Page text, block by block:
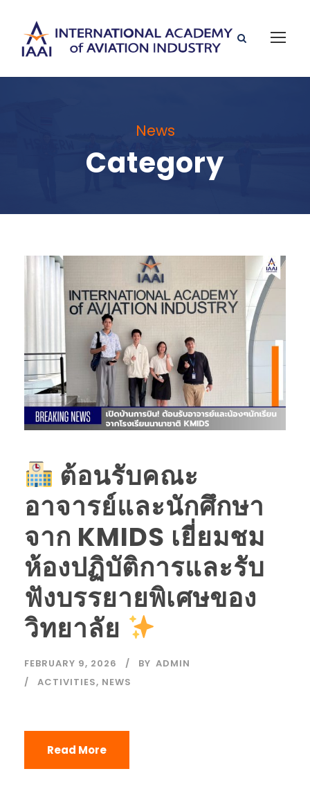
News
Category
ต้อนรับคณะ
อาจารย์และนักศึกษา
จาก KMIDS เยี่ยมชม
ห้องปฏิบัติการและรับ
ฟังบรรยายพิเศษของ
วิทยาลัย
FEBRUARY 9, 2026 BY ADMIN
ACTIVITIES, NEWS
Read More